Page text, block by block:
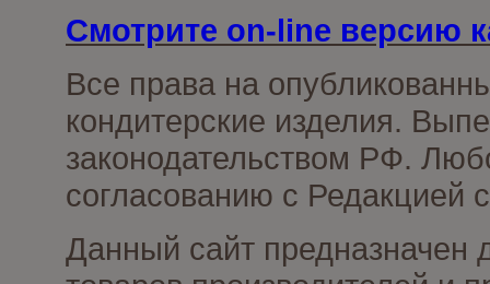
Смотрите on-line версию
Все права на
кондитерские изделия.
законодательством РФ.
согласованию с Редакцией
Данный сайт предназначен